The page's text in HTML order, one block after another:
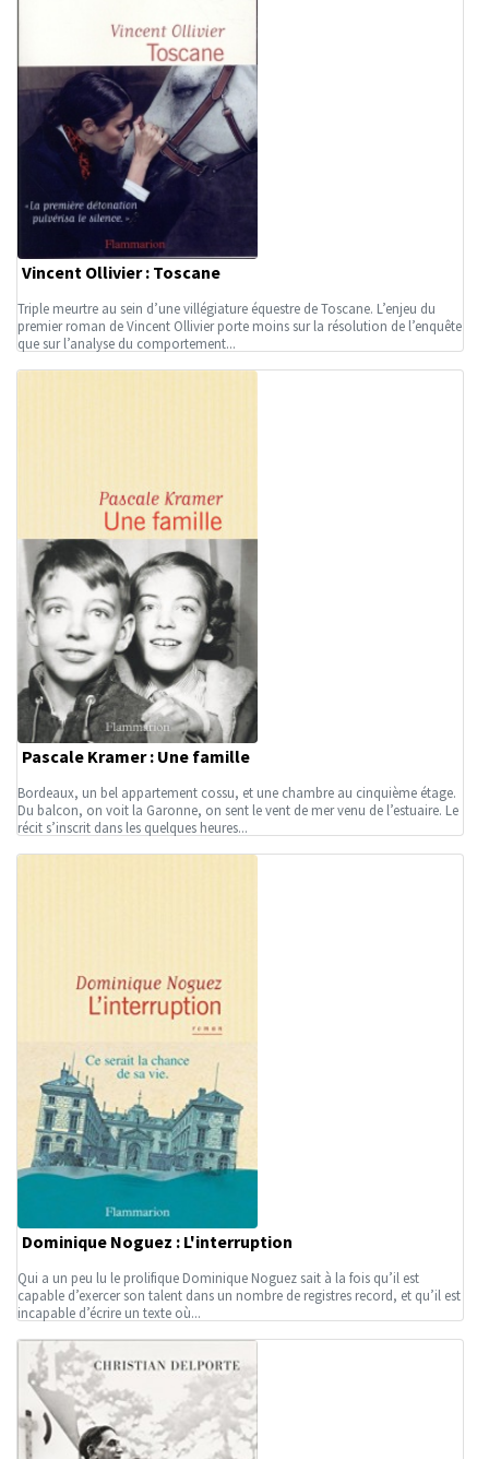
Vincent Ollivier : Toscane
Triple meurtre au sein d’une villégiature équestre de Toscane. L’enjeu du
premier roman de Vincent Ollivier porte moins sur la résolution de l’enquête
que sur l’analyse du comportement...
Pascale Kramer : Une famille
Bordeaux, un bel appartement cossu, et une chambre au cinquième étage.
Du balcon, on voit la Garonne, on sent le vent de mer venu de l’estuaire. Le
récit s’inscrit dans les quelques heures...
Dominique Noguez : L'interruption
Qui a un peu lu le prolifique Dominique Noguez sait à la fois qu’il est
capable d’exercer son talent dans un nombre de registres record, et qu’il est
incapable d’écrire un texte où...